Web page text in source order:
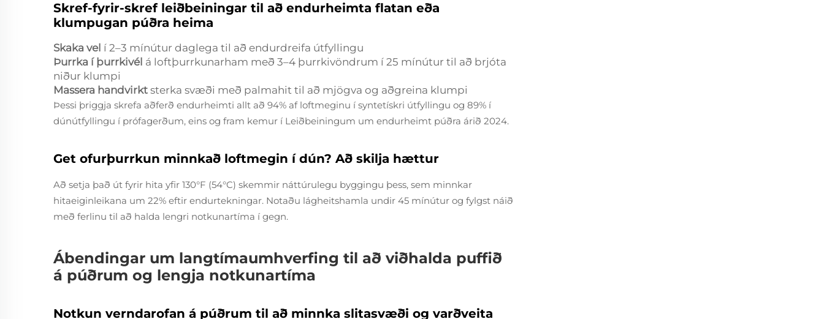
Skref-fyrir-skref leiðbeiningar til að endurheimta flatan eða
klumpugan púðra heima
Skaka vel í 2–3 mínútur daglega til að endurdreifa útfyllingu
Þurrka í þurrkivél á loftþurrkunarham með 3–4 þurrkivöndrum í 25 mínútur til að brjóta
niður klumpi
Massera handvirkt sterka svæði með palmahit til að mjögva og aðgreina klumpi
Þessi þriggja skrefa aðferð endurheimti allt að 94% af loftmeginu í syntetískri útfyllingu og 89% í
dúnútfyllingu í prófagerðum, eins og fram kemur í Leiðbeiningum um endurheimt púðra árið 2024.
Get ofurþurrkun minnkað loftmegin í dún? Að skilja hættur
Að setja það út fyrir hita yfir 130°F (54°C) skemmir náttúrulegu byggingu þess, sem minnkar
hitaeiginleikana um 22% eftir endurtekningar. Notaðu lágheitshamla undir 45 mínútur og fylgst náið
með ferlinu til að halda lengri notkunartíma í gegn.
Ábendingar um langtímaumhverfing til að viðhalda puffið
á púðrum og lengja notkunartíma
Notkun verndarofan á púðrum til að minnka slitasvæði og varðveita